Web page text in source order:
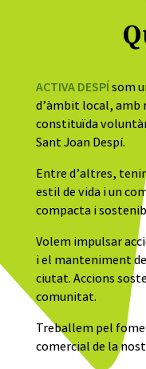
ACTIVA DESPÍsom
d’àmbit local, amb
constituïda
Sant Joan Despí.
Entre d’altres,
estil de vida i un
compacta i
Volem impulsar
i el manteniment
ciutat. Accions
comunitat.
Treballem pel
comercial de la